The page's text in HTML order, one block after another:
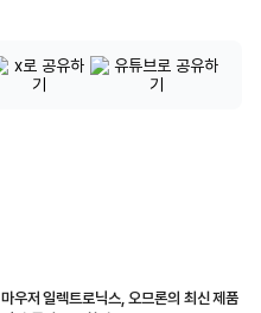
마우저 일렉트로닉스, 오므론의 최신 제품